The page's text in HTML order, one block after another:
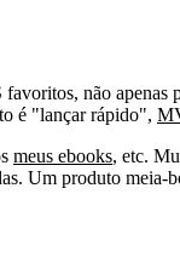
não apenas
é "lançar rápido",
meus ebooks, etc.
Um produto meia-